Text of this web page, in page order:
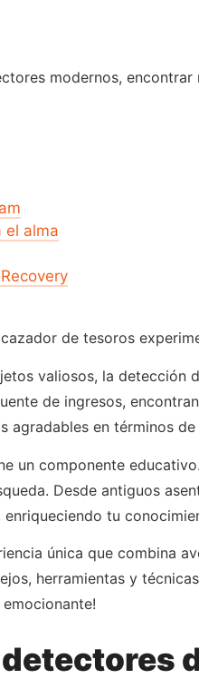
modernos,
el alma
de tesoros
valiosos, la detección
de ingresos,
agradables en términos
un componente
Desde antiguos
tu
única que combina
herramientas y